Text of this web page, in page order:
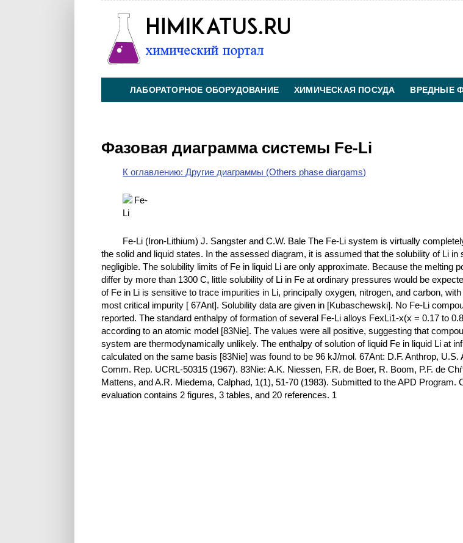
ЛАБОРАТОРНОЕ ОБОРУДОВАНИЕ ХИМИЧЕСКАЯ ПОСУДА ВРЕДНЫЕ
Фазовая диаграмма системы Fe-Li
К оглавлению: Другие диаграммы (Others phase diargams)
Fe-Li (Iron-Lithium) J. Sangster and C.W. Bale The Fe-Li system is virtually
the solid and liquid states. In the assessed diagram, it is assumed that the solubility of Li in
negligible. The solubility limits of Fe in liquid Li are only approximate. Because the melting
differ by more than 1300 C, little solubility of Li in Fe at ordinary pressures would be
of Fe in Li is sensitive to trace impurities in Li, principally oxygen, nitrogen, and carbon,
most critical impurity [ 67Ant]. Solubility data are given in [Kubaschewski]. No Fe-Li
reported. The standard enthalpy of formation of several Fe-Li alloys FexLi1-x(x = 0.17 to
according to an atomic model [83Nie]. The values were all positive, suggesting that
system are thermodynamically unlikely. The enthalpy of solution of liquid Fe in liquid Li at
calculated on the same basis [83Nie] was found to be 96 kJ/mol. 67Ant: D.F. Anthrop, U.S.
Comm. Rep. UCRL-50315 (1967). 83Nie: A.K. Niessen, F.R. de Boer, R. Boom, P.F. de
Mattens, and A.R. Miedema, Calphad, 1(1), 51-70 (1983). Submitted to the APD Program.
evaluation contains 2 figures, 3 tables, and 20 references. 1